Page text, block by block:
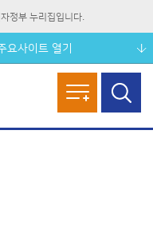
정부 누리집입니다.
요사이트 열기
열기